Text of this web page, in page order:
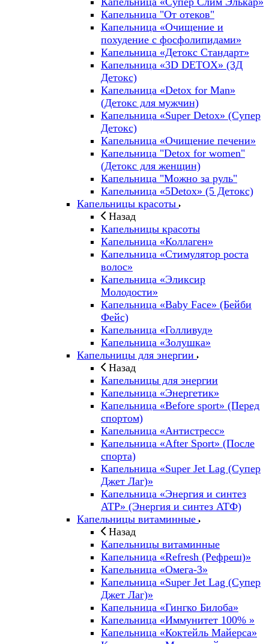
Капельница "От отеков"
Капельница «Очищение и
похудение с фосфолипидами»
Капельница «Детокс Стандарт»
Капельница «3D DETOX» (3Д
Детокс)
Капельница «Detox for Man»
(Детокс для мужчин)
Капельница «Super Detox» (Супер
Детокс)
Капельница «Очищение печени»
Капельница "Detox for women"
(Детокс для женщин)
Капельница "Можно за руль"
Капельница «5Detox» (5 Детокс)
Капельницы красоты
Назад
Капельницы красоты
Капельница «Коллаген»
Капельница «Стимулятор роста
волос»
Капельница «Эликсир
Молодости»
Капельница «Baby Face» (Бейби
Фейс)
Капельница «Голливуд»
Капельница «Золушка»
Капельницы для энергии
Назад
Капельницы для энергии
Капельница «Энергетик»
Капельница «Before sport» (Перед
спортом)
Капельница «Антистресс»
Капельница «After Sport» (После
спорта)
Капельница «Super Jet Lag (Супер
Джет Лаг)»
Капельница «Энергия и синтез
ATP» (Энергия и синтез АТФ)
Капельницы витаминные
Назад
Капельницы витаминные
Капельница «Refresh (Рефреш)»
Капельница «Омега-3»
Капельница «Super Jet Lag (Супер
Джет Лаг)»
Капельница «Гингко Билоба»
Капельница «Иммунитет 100% »
Капельница «Коктейль Майерса»